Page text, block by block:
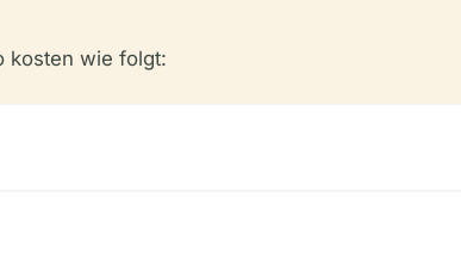
kosten wie folgt: